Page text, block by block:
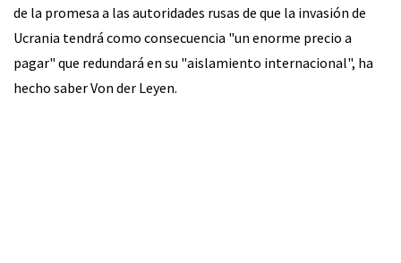
de la promesa a las autoridades rusas de que la invasión de
Ucrania tendrá como consecuencia "un enorme precio a
pagar" que redundará en su "aislamiento internacional", ha
hecho saber Von der Leyen.